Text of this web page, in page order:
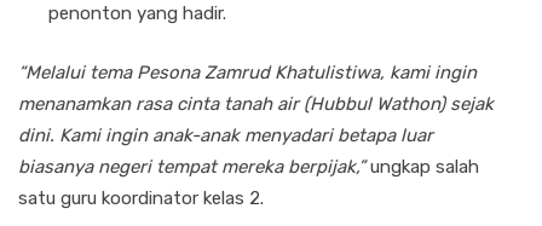
penonton yang hadir.
“Melalui tema Pesona Zamrud Khatulistiwa, kami ingin
menanamkan rasa cinta tanah air (Hubbul Wathon) sejak
dini. Kami ingin anak-anak menyadari betapa luar
biasanya negeri tempat mereka berpijak,”ungkap salah
satu guru koordinator kelas 2.